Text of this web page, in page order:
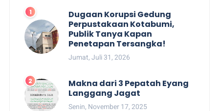
Dugaan Korupsi Gedung
Perpustakaan Kotabumi,
Publik Tanya Kapan
Penetapan Tersangka!
Jumat, Juli 31, 2026
Makna dari 3 Pepatah Eyang
Langgang Jagat
Senin, November 17, 2025